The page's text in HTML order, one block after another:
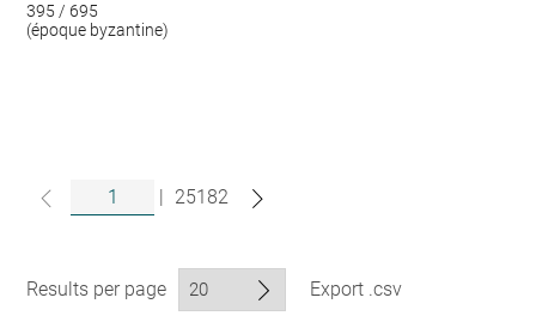
395 / 695
(époque byzantine)
| 25182
Results per page Export .csv